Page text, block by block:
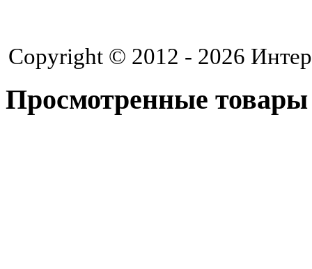
Copyright © 2012 - 2026
Просмотренные товары